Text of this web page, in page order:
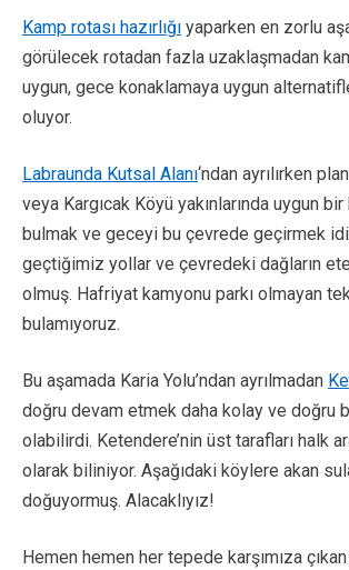
Kamp rotası hazırlığı yaparken en zorlu
görülecek rotadan fazla uzaklaşmadan
uygun, gece konaklamaya uygun
oluyor.
Labraunda Kutsal Alanı‘ndan ayrılırken
veya Kargıcak Köyü yakınlarında uygun
bulmak ve geceyi bu çevrede geçirmek
geçtiğimiz yollar ve çevredeki dağların
olmuş. Hafriyat kamyonu parkı olmayan
bulamıyoruz.
Bu aşamada Karia Yolu’ndan ayrılmadan
doğru devam etmek daha kolay ve doğru
olabilirdi. Ketendere’nin üst tarafları halk
olarak biliniyor. Aşağıdaki köylere akan
doğuyormuş. Alacaklıyız!
Hemen hemen her tepede karşımıza çıkan